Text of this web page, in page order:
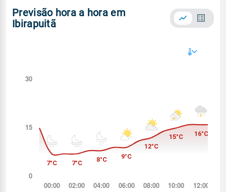
Previsão hora a hora em
Ibirapuitã